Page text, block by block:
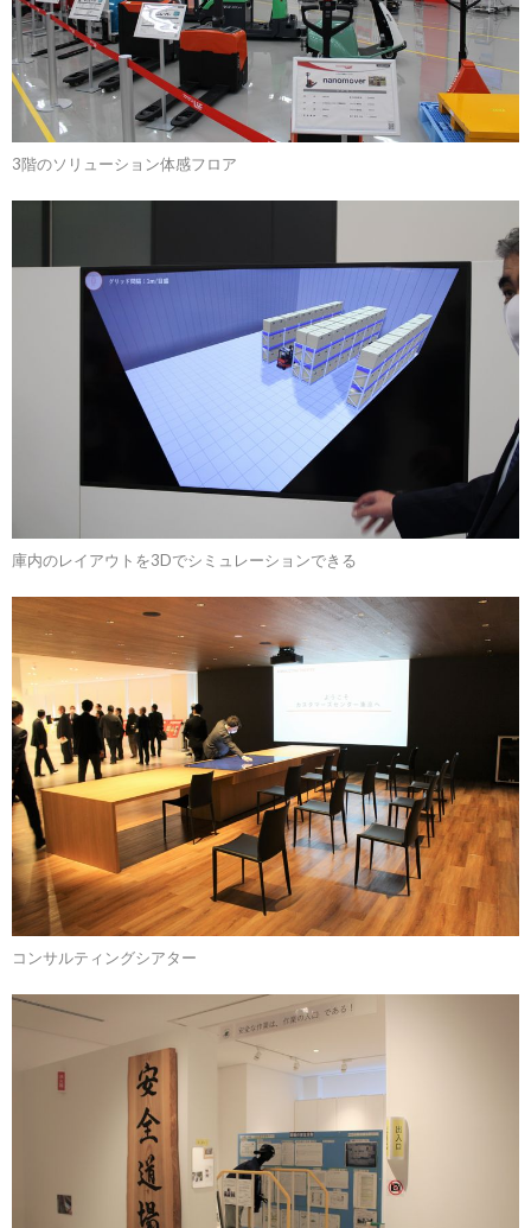
3階のソリューション体感フロア
庫内のレイアウトを3Dでシミュレーションできる
コンサルティングシアター